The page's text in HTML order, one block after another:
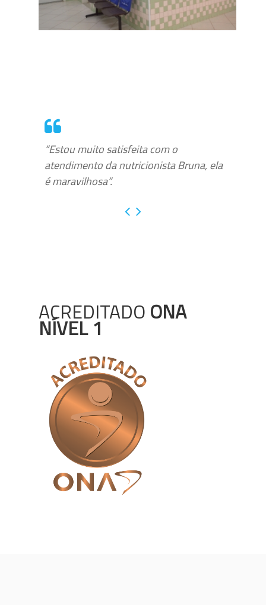
“Estou muito satisfeita com o
atendimento da nutricionista Bruna, ela
é maravilhosa”.
ACREDITADO ONA
NÍVEL 1